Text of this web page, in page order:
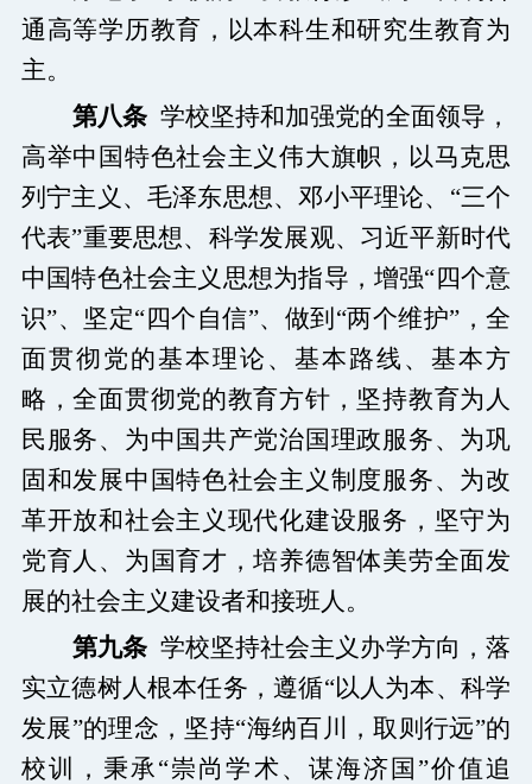
通高等学历教育，以本科生和研究生教育为
主。
第八条 学校坚持和加强党的全面领导，
高举中国特色社会主义伟大旗帜，以马克思
列宁主义、毛泽东思想、邓小平理论、 “三个
代表”重要思想、科学发展观、习近平新时代
中国特色社会主义思想为指导，增强“四个意
识”、坚定“四个自信”、做到 “两个维护” ，全
面贯彻党的基本理论、基本路线、基本方
略，全面贯彻党的教育方针，坚持教育为人
民服务、为中国共产党治国理政服务、为巩
固和发展中国特色社会主义制度服务、为改
革开放和社会主义现代化建设服务，坚守为
党育人、为国育才，培养德智体美劳全面发
展的社会主义建设者和接班人。
第九条 学校坚持社会主义办学方向，落
实立德树人根本任务，遵循“以人为本、科学
发展”的理念，坚持“海纳百川，取则行远”的
校训，秉承“崇尚学术、谋海济国 ”价值追